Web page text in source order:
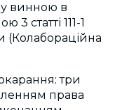
винною в
статті 111-1
(Колабораційна
три
права